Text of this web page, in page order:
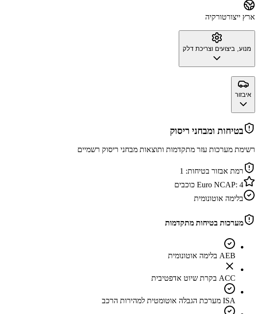
ארץ ייצורטורקיה
מנוע, ביצועים וצריכת דלק
איבזור
בטיחות ומבחני ריסוק
רשימת מערכות עזר מתקדמות ותוצאות מבחני ריסוק רשמיים
רמת אבזור בטיחות: 1
Euro NCAP: 4
כוכבים
בלימה אוטונומית
מערכות בטיחות מתקדמות
AEB בלימה אוטונומית
ACC בקרת שיוט אדפטיבית
ISA מערכת הגבלה אוטומטית למהירות הרכב